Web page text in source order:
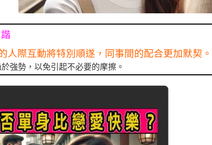
人際互動將特別順遂，同事間的配合更加默契。
強勢，以免引起不必要的摩擦。